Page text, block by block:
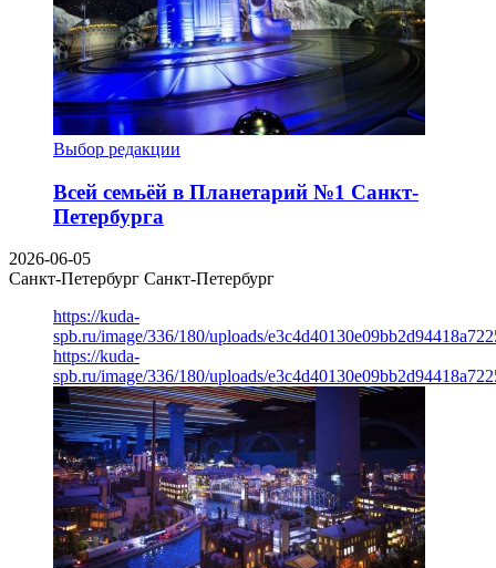
Выбор редакции
Всей семьёй в Планетарий №1 Санкт-
Петербурга
2026-06-05
Санкт-Петербург Санкт-Петербург
https://kuda-
spb.ru/image/336/180/uploads/
https://kuda-
spb.ru/image/336/180/uploads/